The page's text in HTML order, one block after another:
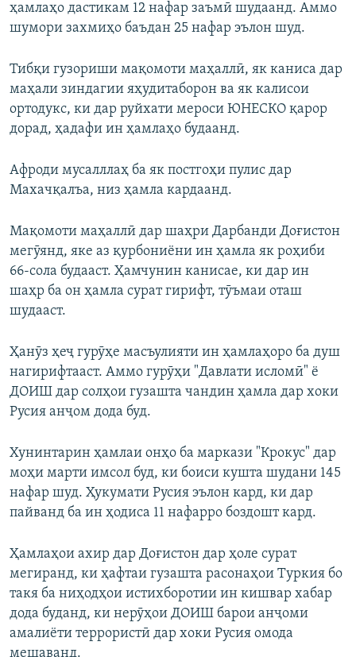
ҳамлаҳо дастикам 12 нафар заъмӣ шудаанд. Аммо
шумори захмиҳо баъдан 25 нафар эълон шуд.
Тибқи гузориши мақомоти маҳаллӣ, як каниса дар
маҳали зиндагии яҳудитаборон ва як калисои
ортодукс, ки дар руйхати мероси ЮНЕСКО қарор
дорад, ҳадафи ин ҳамлаҳо будаанд.
Афроди мусалллаҳ ба як постгоҳи пулис дар
Махачқалъа, низ ҳамла кардаанд.
Мақомоти маҳаллӣ дар шаҳри Дарбанди Доғистон
мегӯянд, яке аз қурбониёни ин ҳамла як роҳиби
66-сола будааст. Ҳамчунин канисае, ки дар ин
шаҳр ба он ҳамла сурат гирифт, тӯъмаи оташ
шудааст.
Ҳанӯз ҳеҷ гурӯҳе масъулияти ин ҳамлаҳоро ба душ
нагирифтааст. Аммо гурӯҳи "Давлати исломӣ" ё
ДОИШ дар солҳои гузашта чандин ҳамла дар хоки
Русия анҷом дода буд.
Хунинтарин ҳамлаи онҳо ба маркази "Крокус" дар
моҳи марти имсол буд, ки боиси кушта шудани 145
нафар шуд. Ҳукумати Русия эълон кард, ки дар
пайванд ба ин ҳодиса 11 нафарро боздошт кард.
Ҳамлаҳои ахир дар Доғистон дар ҳоле сурат
мегиранд, ки ҳафтаи гузашта расонаҳои Туркия бо
такя ба ниҳодҳои истихборотии ин кишвар хабар
дода буданд, ки нерӯҳои ДОИШ барои анҷоми
амалиёти террористӣ дар хоки Русия омода
мешаванд.